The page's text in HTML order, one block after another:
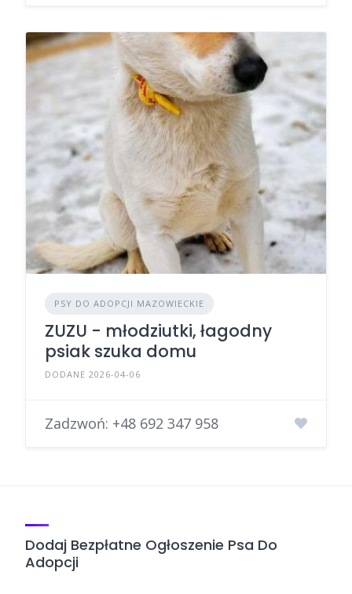
PSY DO ADOPCJI MAZOWIECKIE
ZUZU - młodziutki, łagodny
psiak szuka domu
DODANE 2026-04-06
Zadzwoń: +48 692 347 958
Dodaj Bezpłatne Ogłoszenie Psa Do
Adopcji